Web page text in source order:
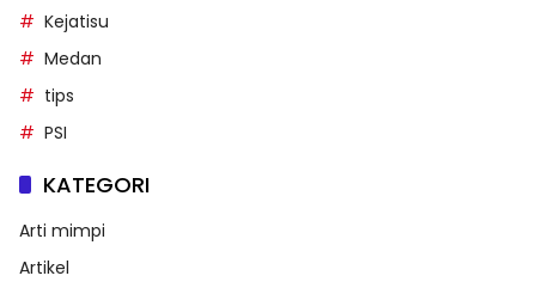
Kejatisu
Medan
tips
PSI
KATEGORI
Arti mimpi
Artikel